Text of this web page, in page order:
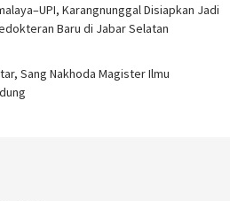
Karangnunggal Disiapkan Jadi
Baru di Jabar Selatan
Sang Nakhoda Magister Ilmu